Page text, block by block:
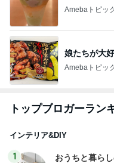
Amebaトピッ
娘たちが大
Amebaトピッ
トップブロガーラン
インテリア&DIY
1
おうちと暮ら